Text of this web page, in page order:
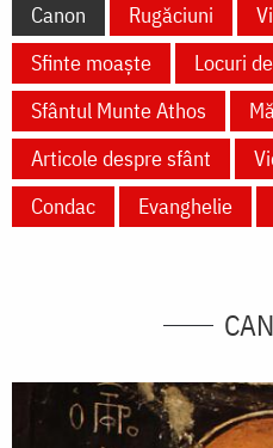
Canon Rugăciuni
Sfinte moaște
Locuri
Sfântul Munte Athos
Articole despre sfânt
Condac
Evanghelie